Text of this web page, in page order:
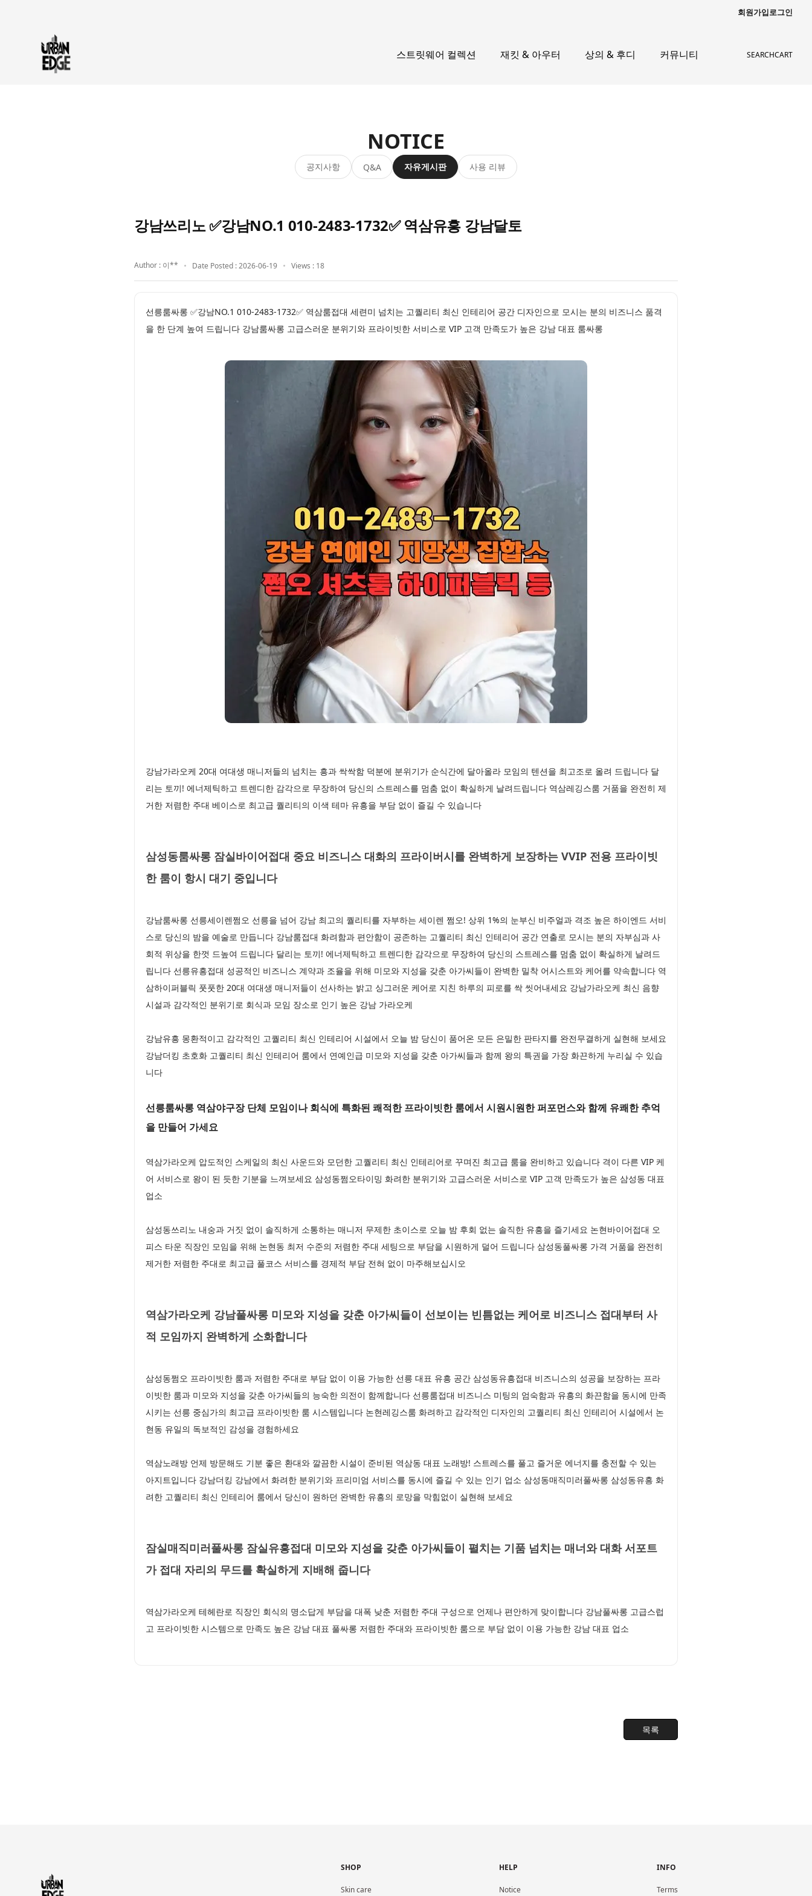
회원가입로그인
스트릿웨어 컬렉션 재킷 & 아우터 상의 & 후디 커뮤니티 SEARCHCART
NOTICE
공지사항 Q&A 자유게시판 사용 리뷰
강남쓰리노 ✅강남NO.1 010-2483-1732✅ 역삼유흥 강남달토
Author : 이** Date Posted : 2026-06-19 Views : 18
선릉룸싸롱 ✅강남NO.1 010-2483-1732✅ 역삼룸접대 세련미 넘치는 고퀄리티 최신 인테리어 공간 디자인으로 모시는 분의 비즈니스 품격
을 한 단계 높여 드립니다 강남룸싸롱 고급스러운 분위기와 프라이빗한 서비스로 VIP 고객 만족도가 높은 강남 대표 룸싸롱
강남가라오케 20대 여대생 매니저들의 넘치는 흥과 싹싹함 덕분에 분위기가 순식간에 달아올라 모임의 텐션을 최고조로 올려 드립니다 달
리는 토끼! 에너제틱하고 트렌디한 감각으로 무장하여 당신의 스트레스를 멈춤 없이 확실하게 날려드립니다 역삼레깅스룸 거품을 완전히 제
거한 저렴한 주대 베이스로 최고급 퀄리티의 이색 테마 유흥을 부담 없이 즐길 수 있습니다
삼성동룸싸롱 잠실바이어접대 중요 비즈니스 대화의 프라이버시를 완벽하게 보장하는 VVIP 전용 프라이빗
한 룸이 항시 대기 중입니다
강남룸싸롱 선릉세이렌쩜오 선릉을 넘어 강남 최고의 퀄리티를 자부하는 세이렌 쩜오! 상위 1%의 눈부신 비주얼과 격조 높은 하이엔드 서비
스로 당신의 밤을 예술로 만듭니다 강남룸접대 화려함과 편안함이 공존하는 고퀄리티 최신 인테리어 공간 연출로 모시는 분의 자부심과 사
회적 위상을 한껏 드높여 드립니다 달리는 토끼! 에너제틱하고 트렌디한 감각으로 무장하여 당신의 스트레스를 멈춤 없이 확실하게 날려드
립니다 선릉유흥접대 성공적인 비즈니스 계약과 조율을 위해 미모와 지성을 갖춘 아가씨들이 완벽한 밀착 어시스트와 케어를 약속합니다 역
삼하이퍼블릭 풋풋한 20대 여대생 매니저들이 선사하는 밝고 싱그러운 케어로 지친 하루의 피로를 싹 씻어내세요 강남가라오케 최신 음향
시설과 감각적인 분위기로 회식과 모임 장소로 인기 높은 강남 가라오케
강남유흥 몽환적이고 감각적인 고퀄리티 최신 인테리어 시설에서 오늘 밤 당신이 품어온 모든 은밀한 판타지를 완전무결하게 실현해 보세요
강남더킹 초호화 고퀄리티 최신 인테리어 룸에서 연예인급 미모와 지성을 갖춘 아가씨들과 함께 왕의 특권을 가장 화끈하게 누리실 수 있습
니다
선릉룸싸롱 역삼야구장 단체 모임이나 회식에 특화된 쾌적한 프라이빗한 룸에서 시원시원한 퍼포먼스와 함께 유쾌한 추억
을 만들어 가세요
역삼가라오케 압도적인 스케일의 최신 사운드와 모던한 고퀄리티 최신 인테리어로 꾸며진 최고급 룸을 완비하고 있습니다 격이 다른 VIP 케
어 서비스로 왕이 된 듯한 기분을 느껴보세요 삼성동쩜오타이밍 화려한 분위기와 고급스러운 서비스로 VIP 고객 만족도가 높은 삼성동 대표
업소
삼성동쓰리노 내숭과 거짓 없이 솔직하게 소통하는 매니저 무제한 초이스로 오늘 밤 후회 없는 솔직한 유흥을 즐기세요 논현바이어접대 오
피스 타운 직장인 모임을 위해 논현동 최저 수준의 저렴한 주대 세팅으로 부담을 시원하게 덜어 드립니다 삼성동풀싸롱 가격 거품을 완전히
제거한 저렴한 주대로 최고급 풀코스 서비스를 경제적 부담 전혀 없이 마주해보십시오
역삼가라오케 강남풀싸롱 미모와 지성을 갖춘 아가씨들이 선보이는 빈틈없는 케어로 비즈니스 접대부터 사
적 모임까지 완벽하게 소화합니다
삼성동쩜오 프라이빗한 룸과 저렴한 주대로 부담 없이 이용 가능한 선릉 대표 유흥 공간 삼성동유흥접대 비즈니스의 성공을 보장하는 프라
이빗한 룸과 미모와 지성을 갖춘 아가씨들의 능숙한 의전이 함께합니다 선릉룸접대 비즈니스 미팅의 엄숙함과 유흥의 화끈함을 동시에 만족
시키는 선릉 중심가의 최고급 프라이빗한 룸 시스템입니다 논현레깅스룸 화려하고 감각적인 디자인의 고퀄리티 최신 인테리어 시설에서 논
현동 유일의 독보적인 감성을 경험하세요
역삼노래방 언제 방문해도 기분 좋은 환대와 깔끔한 시설이 준비된 역삼동 대표 노래방! 스트레스를 풀고 즐거운 에너지를 충전할 수 있는
아지트입니다 강남더킹 강남에서 화려한 분위기와 프리미엄 서비스를 동시에 즐길 수 있는 인기 업소 삼성동매직미러풀싸롱 삼성동유흥 화
려한 고퀄리티 최신 인테리어 룸에서 당신이 원하던 완벽한 유흥의 로망을 막힘없이 실현해 보세요
잠실매직미러풀싸롱 잠실유흥접대 미모와 지성을 갖춘 아가씨들이 펼치는 기품 넘치는 매너와 대화 서포트
가 접대 자리의 무드를 확실하게 지배해 줍니다
역삼가라오케 테헤란로 직장인 회식의 명소답게 부담을 대폭 낮춘 저렴한 주대 구성으로 언제나 편안하게 맞이합니다 강남풀싸롱 고급스럽
고 프라이빗한 시스템으로 만족도 높은 강남 대표 풀싸롱 저렴한 주대와 프라이빗한 룸으로 부담 없이 이용 가능한 강남 대표 업소
목록
SHOP
Skin care
HELP
Notice
INFO
Terms